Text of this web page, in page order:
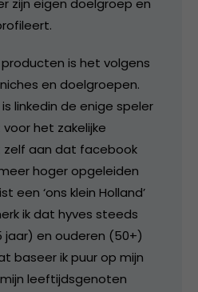
is het volgens
en doelgroepen.
linkedin de enige speler
het zakelijke
aan dat facebook
hoger opgeleiden
een ‘ons klein Holland’
ik dat hyves steeds
jaar) en ouderen (50+)
baseer ik puur op mijn
leeftijdsgenoten